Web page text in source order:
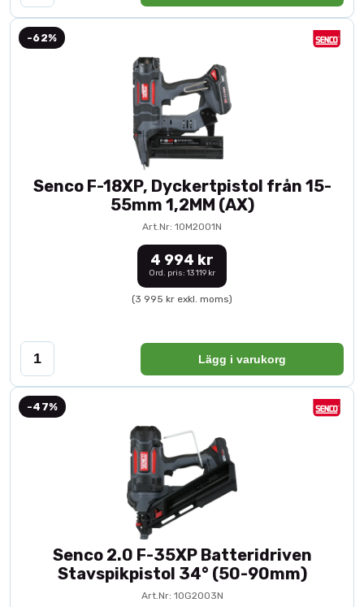
-62%
Senco F-18XP, Dyckertpistol från 15-
55mm 1,2MM (AX)
Art.Nr: 10M2001N
4 994 kr
Ord. pris: 13 119 kr
(3 995 kr exkl. moms)
Lägg i varukorg
-47%
Senco 2.0 F-35XP Batteridriven
Stavspikpistol 34° (50-90mm)
Art.Nr: 10G2003N